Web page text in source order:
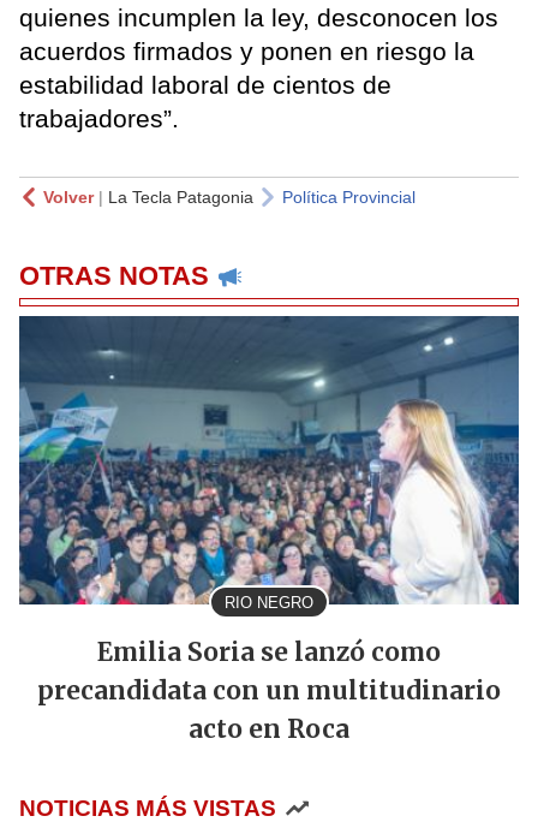
quienes incumplen la ley, desconocen los
acuerdos firmados y ponen en riesgo la
estabilidad laboral de cientos de
trabajadores”.
Volver| La Tecla Patagonia Política Provincial
OTRAS NOTAS
RIO NEGRO
Emilia Soria se lanzó como
precandidata con un multitudinario
acto en Roca
NOTICIAS MÁS VISTAS